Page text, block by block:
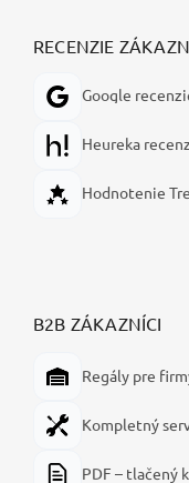
RECENZIE
Google
Heureka
Hodnotenie
B2B ZÁKAZNÍCI
Regály pre
Kompletný
PDF – tlačený